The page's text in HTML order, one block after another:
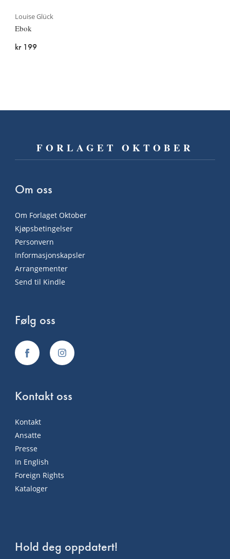
Louise Glück
Ebok
kr 199
FORLAGET OKTOBER
Om oss
Om Forlaget Oktober
Kjøpsbetingelser
Personvern
Informasjonskapsler
Arrangementer
Send til Kindle
Følg oss
Kontakt oss
Kontakt
Ansatte
Presse
In English
Foreign Rights
Kataloger
Hold deg oppdatert!